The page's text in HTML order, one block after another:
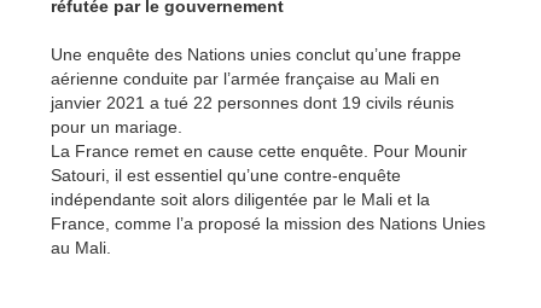
réfutée par le gouvernement
Une enquête des Nations unies conclut qu’une frappe
aérienne conduite par l’armée française au Mali en
janvier 2021 a tué 22 personnes dont 19 civils réunis
pour un mariage.
La France remet en cause cette enquête. Pour Mounir
Satouri, il est essentiel qu’une contre-enquête
indépendante soit alors diligentée par le Mali et la
France, comme l’a proposé la mission des Nations Unies
au Mali.